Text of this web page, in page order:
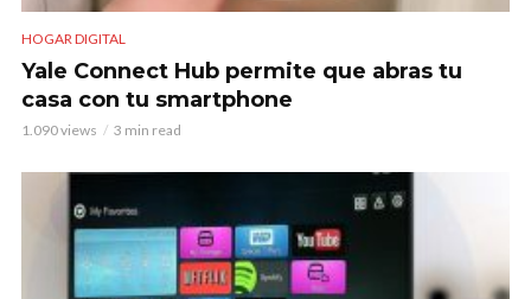
HOGAR DIGITAL
Yale Connect Hub permite que abras tu
casa con tu smartphone
1.090 views 3 min read